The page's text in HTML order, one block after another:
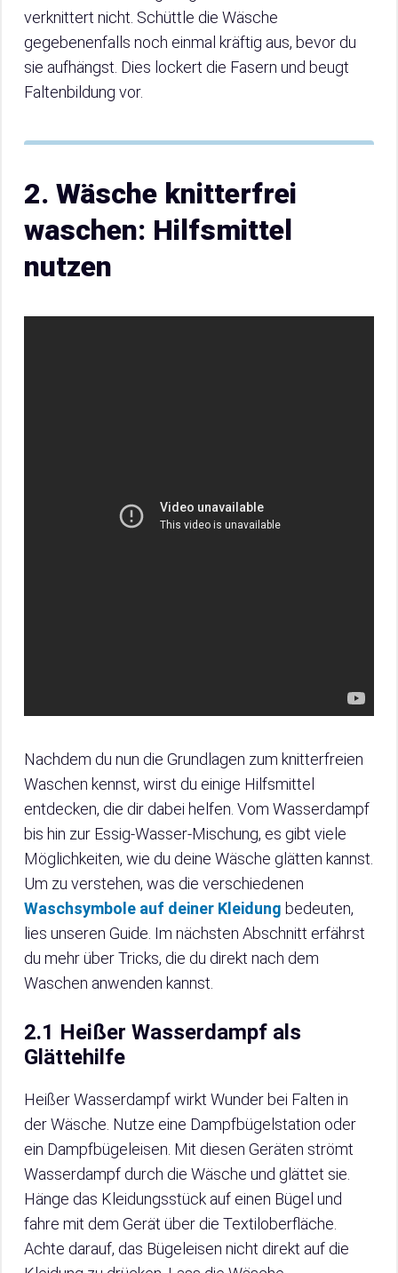
verknittert nicht. Schüttle die Wäsche
gegebenenfalls noch einmal kräftig aus, bevor du
sie aufhängst. Dies lockert die Fasern und beugt
Faltenbildung vor.
2. Wäsche knitterfrei
waschen: Hilfsmittel
nutzen
Nachdem du nun die Grundlagen zum knitterfreien
Waschen kennst, wirst du einige Hilfsmittel
entdecken, die dir dabei helfen. Vom Wasserdampf
bis hin zur Essig-Wasser-Mischung, es gibt viele
Möglichkeiten, wie du deine Wäsche glätten kannst.
Um zu verstehen, was die verschiedenen
Waschsymbole auf deiner Kleidung bedeuten,
lies unseren Guide. Im nächsten Abschnitt erfährst
du mehr über Tricks, die du direkt nach dem
Waschen anwenden kannst.
2.1 Heißer Wasserdampf als
Glättehilfe
Heißer Wasserdampf wirkt Wunder bei Falten in
der Wäsche. Nutze eine Dampfbügelstation oder
ein Dampfbügeleisen. Mit diesen Geräten strömt
Wasserdampf durch die Wäsche und glättet sie.
Hänge das Kleidungsstück auf einen Bügel und
fahre mit dem Gerät über die Textiloberfläche.
Achte darauf, das Bügeleisen nicht direkt auf die